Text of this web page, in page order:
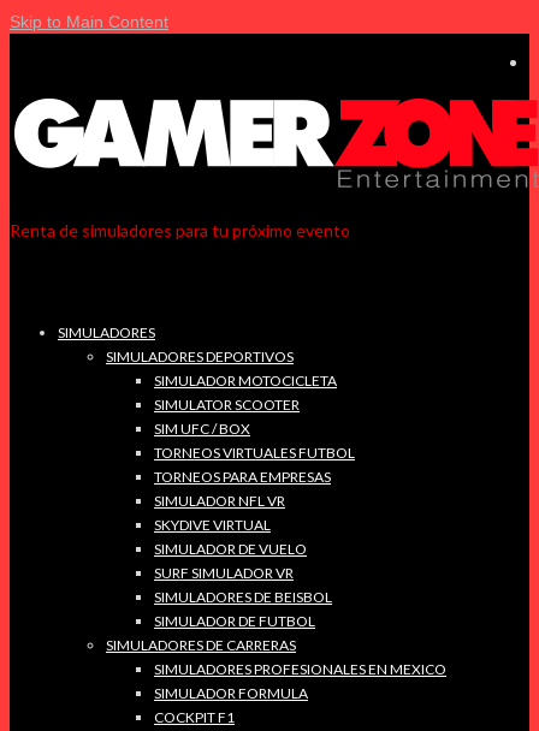
Skip to Main Content
Renta de simuladores para tu próximo evento
SIMULADORES
SIMULADORES DEPORTIVOS
SIMULADOR MOTOCICLETA
SIMULATOR SCOOTER
SIM UFC / BOX
TORNEOS VIRTUALES FUTBOL
TORNEOS PARA EMPRESAS
SIMULADOR NFL VR
SKYDIVE VIRTUAL
SIMULADOR DE VUELO
SURF SIMULADOR VR
SIMULADORES DE BEISBOL
SIMULADOR DE FUTBOL
SIMULADORES DE CARRERAS
SIMULADORES PROFESIONALES EN MEXICO
SIMULADOR FORMULA
COCKPIT F1